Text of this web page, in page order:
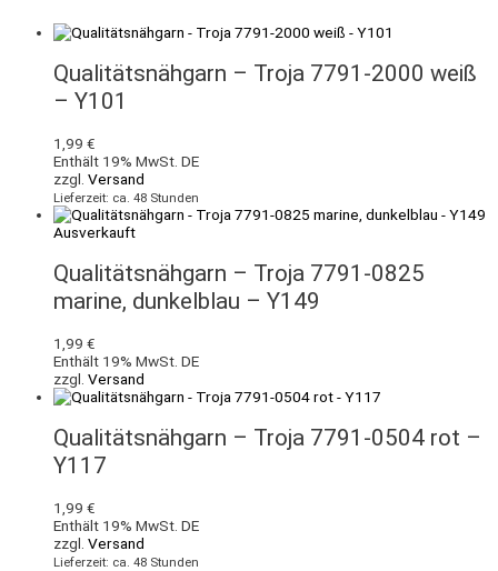
Qualitätsnähgarn – Troja 7791-2000 weiß
– Y101
1,99 €
Enthält 19% MwSt. DE
zzgl. Versand
Lieferzeit: ca. 48 Stunden
Ausverkauft
Qualitätsnähgarn – Troja 7791-0825
marine, dunkelblau – Y149
1,99 €
Enthält 19% MwSt. DE
zzgl. Versand
Qualitätsnähgarn – Troja 7791-0504 rot –
Y117
1,99 €
Enthält 19% MwSt. DE
zzgl. Versand
Lieferzeit: ca. 48 Stunden